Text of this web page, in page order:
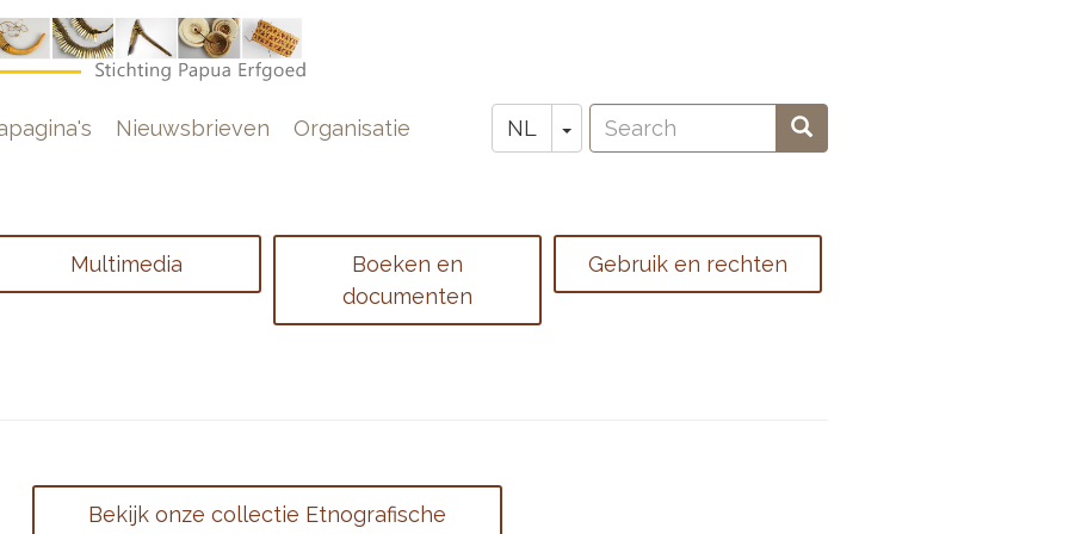
NL Toggle Dropdown
Zoeken
Search Search
Nieuwsbrieven Organisatie
Multimedia
Boeken en
documenten
Gebruik en rechten
Bekijk onze collectie Etnografische